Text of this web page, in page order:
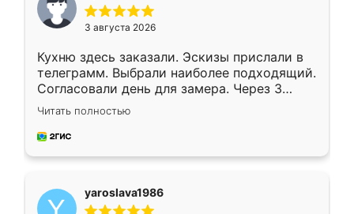
3 августа 2026
Кухню здесь заказали. Эскизы прислали в
телеграмм. Выбрали наиболее подходящий.
Согласовали день для замера. Через 3
недели кухня была уже готова. Остались
довольны работой. Спасибо Ренессанс
мебель за качественную работу!
Читать полностью
yaroslava1986